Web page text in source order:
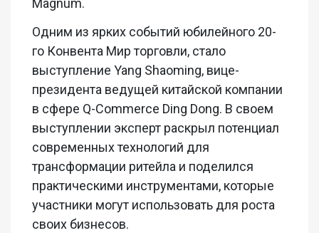
Одним из ярких событий юбилейного 20-
го Конвента Мир торговли, стало
выступление Yang Shaoming, вице-
президента ведущей китайской компании
в сфере Q-Commerce Ding Dong. В своем
выступлении эксперт раскрыл потенциал
современных технологий для
трансформации ритейла и поделился
практическими инструментами, которые
участники могут использовать для роста
своих бизнесов.